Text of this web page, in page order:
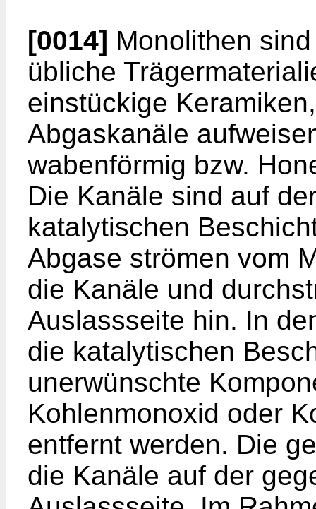
[0014] Monolithen
übliche
einstückige
Abgaskanäle
wabenförmig bzw.
Die Kanäle sind auf
katalytischen
Abgase strömen vom
die Kanäle und
Auslassseite hin. In
die katalytischen
unerwünschte
Kohlenmonoxid oder
entfernt werden. Die
die Kanäle auf der